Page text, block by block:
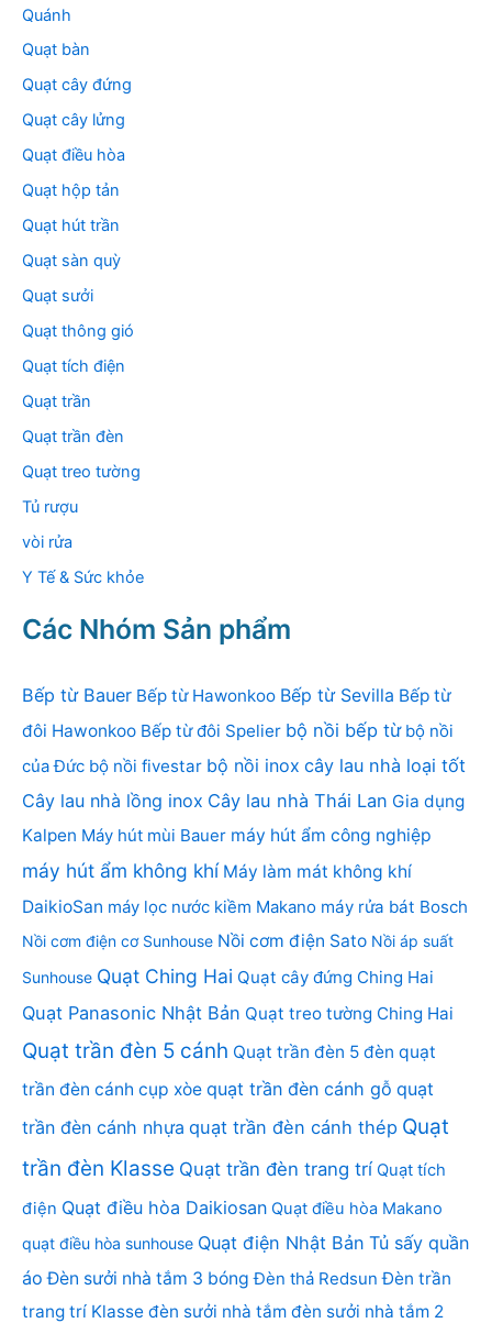
Quánh
Quạt bàn
Quạt cây đứng
Quạt cây lửng
Quạt điều hòa
Quạt hộp tản
Quạt hút trần
Quạt sàn quỳ
Quạt sưởi
Quạt thông gió
Quạt tích điện
Quạt trần
Quạt trần đèn
Quạt treo tường
Tủ rượu
vòi rửa
Y Tế & Sức khỏe
Các Nhóm Sản phẩm
Bếp từ Bauer Bếp từ Hawonkoo Bếp từ Sevilla Bếp từ
đôi Hawonkoo Bếp từ đôi Spelier bộ nồi bếp từ bộ nồi
của Đức bộ nồi fivestar bộ nồi inox cây lau nhà loại tốt
Cây lau nhà lồng inox Cây lau nhà Thái Lan Gia dụng
Kalpen Máy hút mùi Bauer máy hút ẩm công nghiệp
máy hút ẩm không khí Máy làm mát không khí
DaikioSan máy lọc nước kiềm Makano máy rửa bát Bosch
Nồi cơm điện cơ Sunhouse Nồi cơm điện Sato Nồi áp suất
Sunhouse Quạt Ching Hai Quạt cây đứng Ching Hai
Quạt Panasonic Nhật Bản Quạt treo tường Ching Hai
Quạt trần đèn 5 cánh Quạt trần đèn 5 đèn quạt
trần đèn cánh cụp xòe quạt trần đèn cánh gỗ quạt
trần đèn cánh nhựa quạt trần đèn cánh thép Quạt
trần đèn Klasse Quạt trần đèn trang trí Quạt tích
điện Quạt điều hòa Daikiosan Quạt điều hòa Makano
quạt điều hòa sunhouse Quạt điện Nhật Bản Tủ sấy quần
áo Đèn sưởi nhà tắm 3 bóng Đèn thả Redsun Đèn trần
trang trí Klasse đèn sưởi nhà tắm đèn sưởi nhà tắm 2